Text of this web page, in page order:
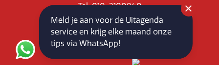
Tel: 010-3100840
E-mail: info@vlaardingenpartners.nl
KvK: 71555544
BTW : NL858760939B01
Meld je aan voor de Uitagenda
service en krijg elke maand onze
tips via WhatsApp!